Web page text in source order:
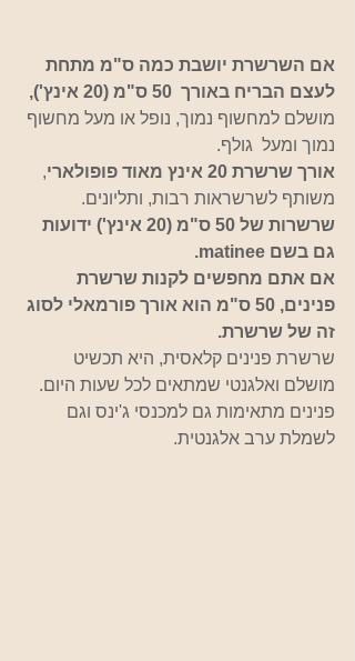
אם השרשרת יושבת כמה ס"מ מתחת
לעצם הבריח באורך  50 ס"מ (20 אינץ'),
מושלם למחשוף נמוך, נופל או מעל מחשוף
נמוך ומעל  גולף.
אורך שרשרת 20 אינץ מאוד פופולארי
,
משותף לשרשראות רבות, ותליונים.
שרשרות של 50 ס"מ (20 אינץ') ידועות
גם בשם matinee.
אם אתם מחפשים לקנות שרשרת
פנינים, 50 ס"מ הוא אורך פורמאלי לסוג
זה של שרשרת.
שרשרת פנינים קלאסית, היא תכשיט
מושלם ואלגנטי שמתאים לכל שעות היום.
פנינים מתאימות גם למכנסי ג'ינס וגם
לשמלת ערב אלגנטית.